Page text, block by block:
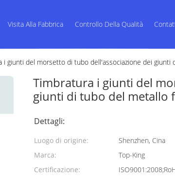
Visita Alla Fabbrica Controllo Della Qualità
i giunti del morsetto di tubo dell'associazione dei
Timbratura i giunti del
giunti di tubo del metallo
Dettagli:
Luogo di origine:
Shenzhen, Cina
Marca:
Top-King
Certificazione: